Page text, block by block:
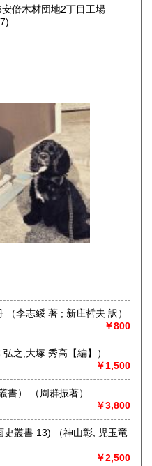
広島県 600円
大分県
鹿児島県
倍木材団地2丁目工場
籍をお取り扱いしておりま
毛沢東の私生活 上下巻 計2冊 （李志綏 著 ; 新庄哲夫 訳）
￥800
と挿画文化 （瀧本 弘之;大塚 秀高【編】）
￥1,500
儒學源流溯始 全一冊 （鵝湖叢書） （周群振著）
￥3,800
神山彰, 児玉竜
￥2,500